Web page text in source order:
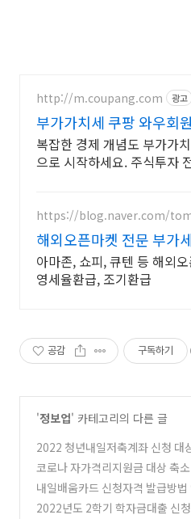
http://m.coupang.com 광고
부가가치세 쿠팡 와우회
복잡한 경제 개념도 부가가
으로 시작하세요. 주식투자
https://blog.naver.com/
해외오픈마켓 전문 부가
아마존, 쇼피, 큐텐 등 해외
영세율환급, 조기환급
공감 구독하기
'정보업' 카테고리의 다른 글
2022 청년내일저축계좌 신청 대
내
(0)
코로나 자가격리지원금 대상 축
11일부터)
(0)
내일배움카드 신청자격 발급방법
2022년도 2학기 학자금대출 신